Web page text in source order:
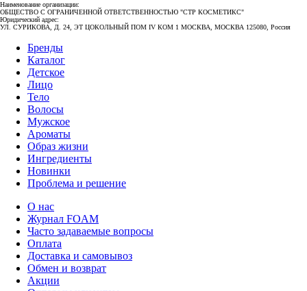
Наименование организации:
ОБЩЕСТВО С ОГРАНИЧЕННОЙ ОТВЕТСТВЕННОСТЬЮ "СТР КОСМЕТИКС"
Юридический адрес:
УЛ. СУРИКОВА, Д. 24, ЭТ ЦОКОЛЬНЫЙ ПОМ IV КОМ 1 МОСКВА, МОСКВА 125080, Россия
Бренды
Каталог
Детское
Лицо
Тело
Волосы
Мужское
Ароматы
Образ жизни
Ингредиенты
Новинки
Проблема и решение
О нас
Журнал FOAM
Часто задаваемые вопросы
Оплата
Доставка и самовывоз
Обмен и возврат
Акции